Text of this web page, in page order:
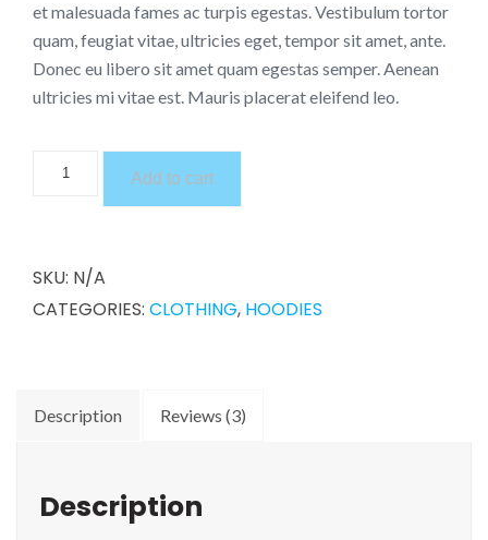
et malesuada fames ac turpis egestas. Vestibulum tortor
quam, feugiat vitae, ultricies eget, tempor sit amet, ante.
Donec eu libero sit amet quam egestas semper. Aenean
ultricies mi vitae est. Mauris placerat eleifend leo.
Add to cart
SKU: N/A
CATEGORIES: CLOTHING, HOODIES
Description Reviews (3)
Description